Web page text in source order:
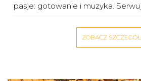
pasje: gotowanie i muzyka.
ZOBACZ